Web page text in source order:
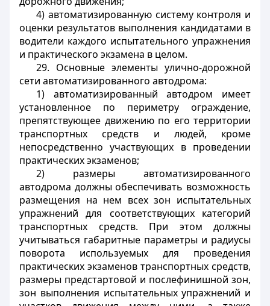
4) автоматизированную систему контроля и
оценки результатов выполнения кандидатами в
водители каждого испытательного упражнения
и практического экзамена в целом.
29. Основные элементы улично-дорожной
сети автоматизированного автодрома:
1) автоматизированный автодром имеет
установленное по периметру ограждение,
препятствующее движению по его территории
транспортных средств и людей, кроме
непосредственно участвующих в проведении
практических экзаменов;
2) размеры автоматизированного
автодрома должны обеспечивать возможность
размещения на нем всех зон испытательных
упражнений для соответствующих категорий
транспортных средств. При этом должны
учитываться габаритные параметры и радиусы
поворота используемых для проведения
практических экзаменов транспортных средств,
размеры предстартовой и послефинишной зон,
зон выполнения испытательных упражнений и